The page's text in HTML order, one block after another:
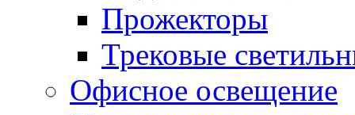
Прожекторы
Трековые
Офисное освещение